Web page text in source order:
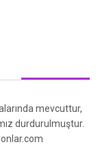
mevcuttur,
durdurulmuştur.